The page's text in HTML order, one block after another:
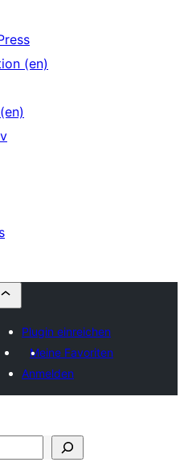
(en)
Plugin einreichen
Meine Favoriten
Anmelden